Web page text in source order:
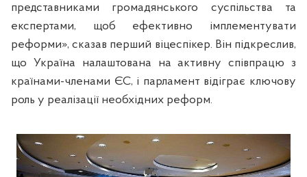
представниками громадянського суспільства та
експертами, щоб ефективно імплементувати
реформи», сказав перший віцеспікер. Він підкреслив,
що Україна налаштована на активну співпрацю з
країнами-членами ЄС, і парламент відіграє ключову
роль у реалізації необхідних реформ.